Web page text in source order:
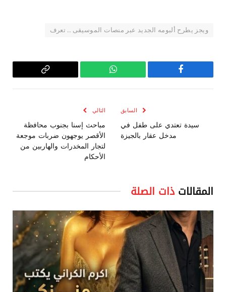
ويجز يطرح ألبومه الجديد عبر منصات الموسيقى .. تعرف
فيسبوك واتساب
Copy
السابق
سيدة تعتدي على طفل في
مدخل عقار بالجيزة
التالي
مباحث إسنا بجنوب محافظة
الأقصر يوجهون ضربات موجعة
لتجار المخدرات والهاربين من
الأحكام
المقالات ذات الصلة